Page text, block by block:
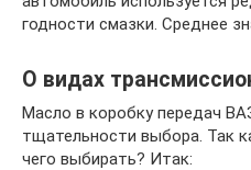
годности смазки. Среднее
О видах
Масло в коробку передач
тщательности выбора. Так
чего выбирать? Итак: